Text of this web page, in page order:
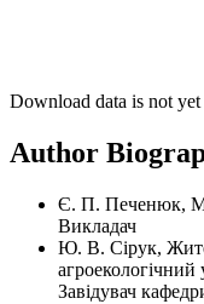
Download data is not yet
Author
Є. П. Печенюк,
Викладач
Ю. В. Сірук,
агроекологічний
Завідувач